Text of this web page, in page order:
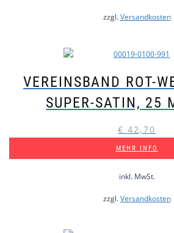
zzgl.Versandkosten
VEREINSBAND ROT-
UPER-SATIN, 25 M
€ 42,70
MEHR INFO
inkl. MwSt.
zzgl.Versandkosten